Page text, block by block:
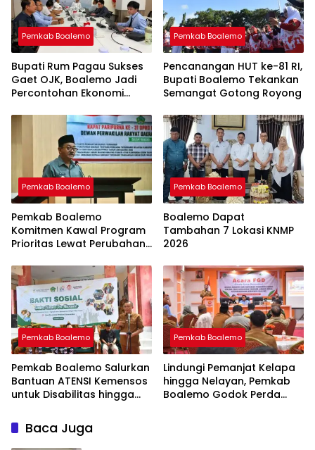
Pemkab Boalemo
Bupati Rum Pagau Sukses
Gaet OJK, Boalemo Jadi
Percontohan Ekonomi
Pemkab Boalemo
Pencanangan HUT ke-81 RI,
Bupati Boalemo Tekankan
Semangat Gotong Royong
Pemkab Boalemo
Pemkab Boalemo
Komitmen Kawal Program
Prioritas Lewat Perubahan
Pemkab Boalemo
Boalemo Dapat
Tambahan 7 Lokasi KNMP
2026
Pemkab Boalemo
Pemkab Boalemo Salurkan
Bantuan ATENSI Kemensos
untuk Disabilitas hingga
Pemkab Boalemo
Lindungi Pemanjat Kelapa
hingga Nelayan, Pemkab
Boalemo Godok Perda
Baca Juga